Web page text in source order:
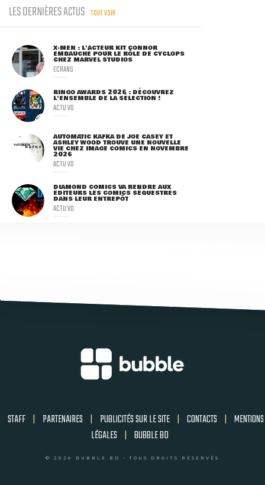
LES DERNIÈRES ACTUS TOUT VOIR
X-MEN : L'ACTEUR KIT CONNOR
EMBAUCHÉ POUR LE RÔLE DE CYCLOPS
CHEZ MARVEL STUDIOS
ECRANS
RINGO AWARDS 2026 : DÉCOUVREZ
L'ENSEMBLE DE LA SÉLECTION !
ACTU VO
AUTOMATIC KAFKA DE JOE CASEY ET
ASHLEY WOOD TROUVE UNE NOUVELLE
VIE CHEZ IMAGE COMICS EN NOVEMBRE
2026
ACTU VO
DIAMOND COMICS VA RENDRE AUX
ÉDITEURS LES COMICS SÉQUESTRÉS
DANS LEUR ENTREPÔT
ACTU VO
STAFF | PARTENAIRES | PUBLICITÉS SUR LE SITE | CONTACTS | MENTIONS
LÉGALES | BUBBLE BD
© 2026 BUBBLE BD - TOUS DROITS RÉSERVÉS